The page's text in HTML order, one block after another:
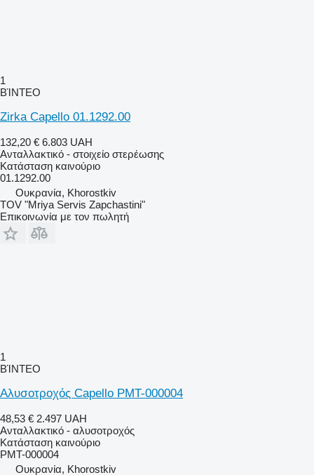
1
ΒΊΝΤΕΟ
Zirka Capello 01.1292.00
132,20 € 6.803 UAH
Ανταλλακτικό - στοιχείο στερέωσης
Κατάσταση καινούριο
01.1292.00
Ουκρανία, Khorostkiv
TOV "Mriya Servis Zapchastini"
Επικοινωνία με τον πωλητή
1
ΒΊΝΤΕΟ
Αλυσοτροχός Capello PMT-000004
48,53 € 2.497 UAH
Ανταλλακτικό - αλυσοτροχός
Κατάσταση καινούριο
PMT-000004
Ουκρανία, Khorostkiv